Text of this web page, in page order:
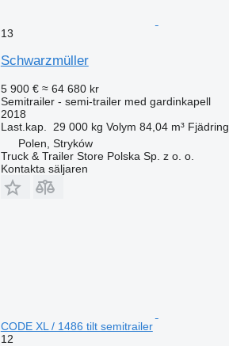
13
Schwarzmüller
5 900 € ≈ 64 680 kr
Semitrailer - semi-trailer med gardinkapell
2018
Last.kap.
29 000 kg Volym 84,04 m³ Fjädring
Polen, Stryków
Truck & Trailer Store Polska Sp. z o. o.
Kontakta säljaren
CODE XL / 1486 tilt semitrailer
12